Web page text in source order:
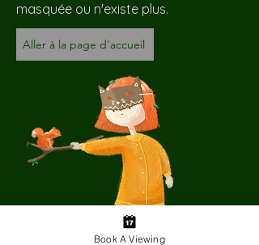
masquée ou n'existe plus.
Aller à la page d'accueil
Book A Viewing